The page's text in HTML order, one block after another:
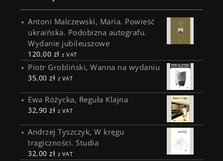
Antoni Malczewski, Maria. Powieść
ukraińska. Podobizna autografu.
Wydanie jubileuszowe
120,00 zł z VAT
Piotr Grobliński, Wanna na wydaniu
35,00zł z VAT
Ewa Różycka, Reguła Klajna
32,90zł z VAT
Andrzej Tyszczyk, W kręgu
tragiczności. Studia
32,00zł z VAT